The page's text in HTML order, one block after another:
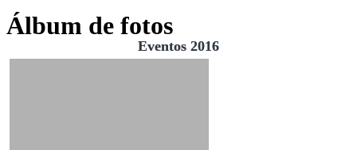
Álbum de fotos
Eventos 2016